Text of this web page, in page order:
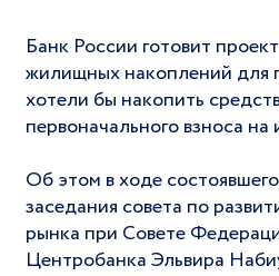
Банк России готовит
жилищных накоплений для
хотели бы накопить
первоначального взноса на
Об этом в ходе
заседания совета по
рынка при Совете
Центробанка Эльвира